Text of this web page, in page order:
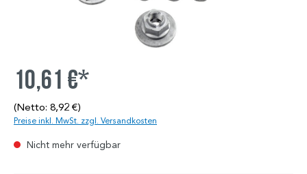
10,61 €*
(Netto: 8,92 €)
Preise inkl. MwSt. zzgl. Versandkosten
Nicht mehr verfügbar